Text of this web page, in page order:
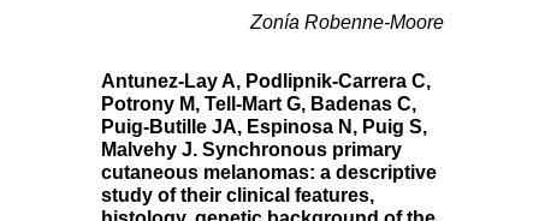
Zonía Robenne-Moore
Antunez-Lay A, Podlipnik-Carrera C,
Potrony M, Tell-Mart G, Badenas C,
Puig-Butille JA, Espinosa N, Puig S,
Malvehy J. Synchronous primary
cutaneous melanomas: a descriptive
study of their clinical features,